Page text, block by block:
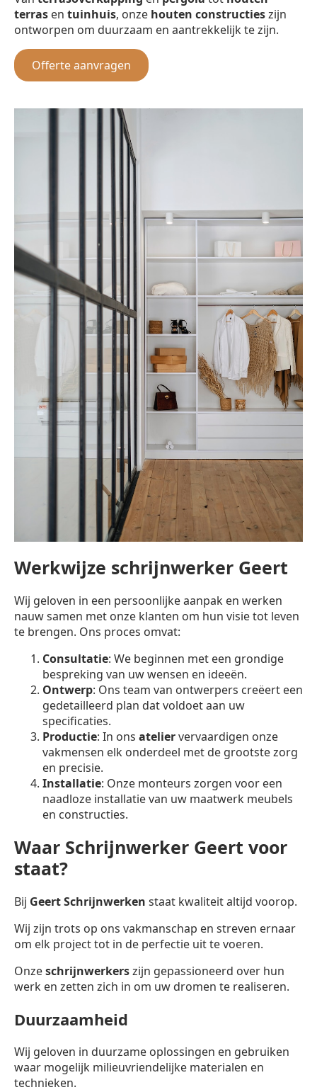
terras en tuinhuis, onze houten constructieszijn
ontworpen om duurzaam en aantrekkelijk te zijn.
Offerte aanvragen
Werkwijze schrijnwerker Geert
Wij geloven in een persoonlijke aanpak en werken
nauw samen met onze klanten om hun visie tot leven
te brengen. Ons proces omvat:
Consultatie: We beginnen met een grondige
bespreking van uw wensen en ideeën.
Ontwerp: Ons team van ontwerpers creëert een
gedetailleerd plan dat voldoet aan uw
specificaties.
Productie: In ons ateliervervaardigen onze
vakmensen elk onderdeel met de grootste zorg
en precisie.
Installatie: Onze monteurs zorgen voor een
naadloze installatie van uw maatwerk meubels
en constructies.
Waar Schrijnwerker Geert voor
staat?
Bij Geert Schrijnwerken staat kwaliteit altijd voorop.
Wij zijn trots op ons vakmanschap en streven ernaar
om elk project tot in de perfectie uit te voeren.
Onzeschrijnwerkerszijn gepassioneerd over hun
werk en zetten zich in om uw dromen te realiseren.
Duurzaamheid
Wij geloven in duurzame oplossingen en gebruiken
waar mogelijk milieuvriendelijke materialen en
technieken.